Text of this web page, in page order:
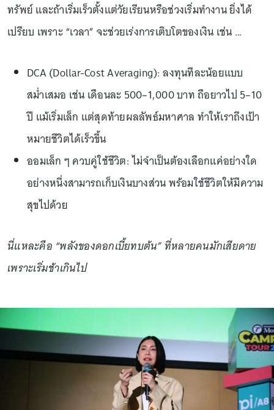
ทรัพย์ และถ้าเริ่มเร็วตั้งแต่วัยเรียนหรือช่วงเริ่มทำงาน ยิ่งได้
เปรียบ เพราะ “เวลา” จะช่วยเร่งการเติบโตของเงิน เช่น …
DCA (Dollar-Cost Averaging): ลงทุนทีละน้อยแบบ
สม่ำเสมอ เช่น เดือนละ 500–1,000 บาท ถือยาวไป 5–10
ปี แม้เริ่มเล็ก แต่สุดท้ายผลลัพธ์มหาศาล ทำให้เราถึงเป้า
หมายชีวิตได้เร็วขึ้น
ออมเล็ก ๆ ควบคู่ใช้ชีวิต: ไม่จำเป็นต้องเลือกแค่อย่างใด
อย่างหนึ่งสามารถเก็บเงินบางส่วน พร้อมใช้ชีวิตให้มีความ
สุขไปด้วย
นี่แหละคือ “พลังของดอกเบี้ยทบต้น” ที่หลายคนมักเสียดาย
เพราะเริ่มช้าเกินไป